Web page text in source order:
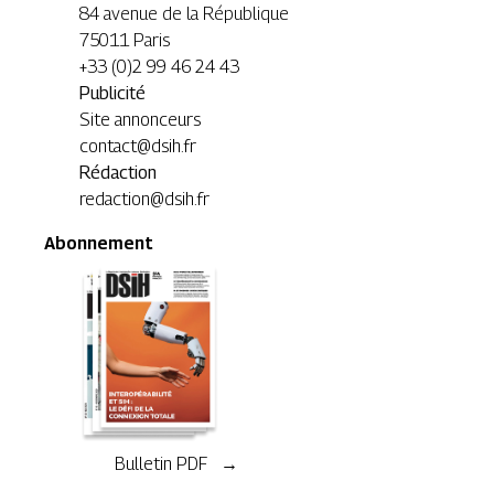
84 avenue de la République
75011 Paris
+33 (0)2 99 46 24 43
Publicité
Site annonceurs
contact@dsih.fr
Rédaction
redaction@dsih.fr
Abonnement
Bulletin PDF →